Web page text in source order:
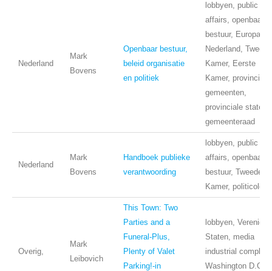
Nederland
Mark
Bovens
Openbaar bestuur,
beleid organisatie
en politiek
lobbyen, public
affairs, openbaar
bestuur, Europa,
Nederland, Tweede
Kamer, Eerste
Kamer, provincies,
gemeenten,
provinciale staten,
gemeenteraad
Nederland
Mark
Bovens
Handboek publieke
verantwoording
lobbyen, public
affairs, openbaar
bestuur, Tweede
Kamer,
Overig,
Mark
Leibovich
This Town: Two
Parties and a
Funeral-Plus,
Plenty of Valet
Parking!-in
lobbyen, Verenigde
Staten, media
industrial complex,
Washington D.C.,